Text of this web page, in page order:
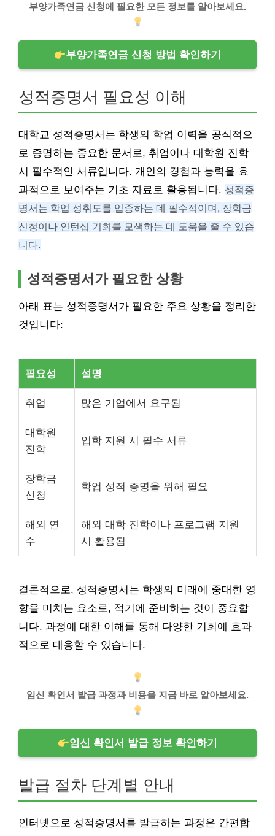
부양가족연금 신청에 필요한 모든 정보를 알아보세요.
부양가족연금 신청 방법 확인하기
성적증명서 필요성 이해
대학교 성적증명서는 학생의 학업 이력을 공식적으
로 증명하는 중요한 문서로, 취업이나 대학원 진학
시 필수적인 서류입니다. 개인의 경험과 능력을 효
과적으로 보여주는 기초 자료로 활용됩니다. 성적증
명서는 학업 성취도를 입증하는 데 필수적이며, 장학금
신청이나 인턴십 기회를 모색하는 데 도움을 줄 수 있습
니다.
성적증명서가 필요한 상황
아래 표는 성적증명서가 필요한 주요 상황을 정리한
것입니다:
필요성 설명
취업 많은 기업에서 요구됨
대학원
진학
입학 지원 시 필수 서류
장학금
신청
학업 성적 증명을 위해 필요
해외 연
수
해외 대학 진학이나 프로그램 지원
시 활용됨
결론적으로, 성적증명서는 학생의 미래에 중대한 영
향을 미치는 요소로, 적기에 준비하는 것이 중요합
니다. 과정에 대한 이해를 통해 다양한 기회에 효과
적으로 대응할 수 있습니다.
임신 확인서 발급 과정과 비용을 지금 바로 알아보세요.
임신 확인서 발급 정보 확인하기
발급 절차 단계별 안내
인터넷으로 성적증명서를 발급하는 과정은 간편합